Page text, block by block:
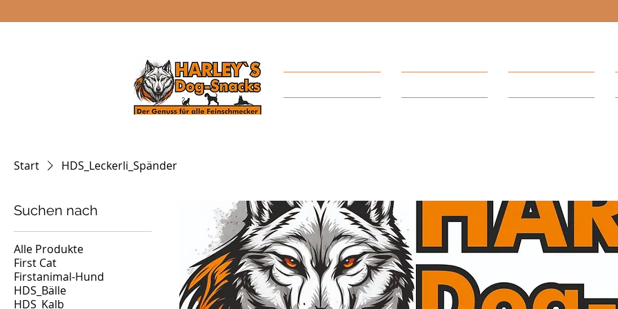
Start HDS_Leckerli_Spänder
Suchen nach
Alle Produkte
First Cat
Firstanimal-Hund
HDS_Bälle
HDS_Kalb